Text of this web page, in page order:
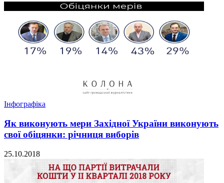
Інфографіка
Як виконують мери Західної України виконують
свої обіцянки: річниця виборів
25.10.2018